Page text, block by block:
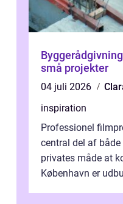
små projekter
04 juli 2026
inspiration
Professionel
central del af
privates måde at
København er